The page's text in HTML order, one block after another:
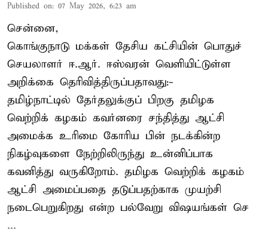
Published on: 07 May 2026, 6:23 am
சென்னை,
கொங்குநாடு மக்கள் தேசிய கட்சியின் பொதுச்
செயலாளர் ஈ.ஆர். ஈஸ்வரன் வெளியிட்டுள்ள
அறிக்கை தெரிவித்திருப்பதாவது:-
தமிழ்நாட்டில் தேர்தலுக்குப் பிறகு தமிழக
வெற்றிக் கழகம் கவர்னரை சந்தித்து ஆட்சி
அமைக்க உரிமை கோரிய பின் நடக்கின்ற
நிகழ்வுகளை நேற்றிலிருந்து உன்னிப்பாக
கவனித்து வருகிறோம். தமிழக வெற்றிக் கழகம்
ஆட்சி அமைப்பதை தடுப்பதற்காக முயற்சி
நடைபெறுகிறது என்ற பல்வேறு விஷயங்கள் செ
...